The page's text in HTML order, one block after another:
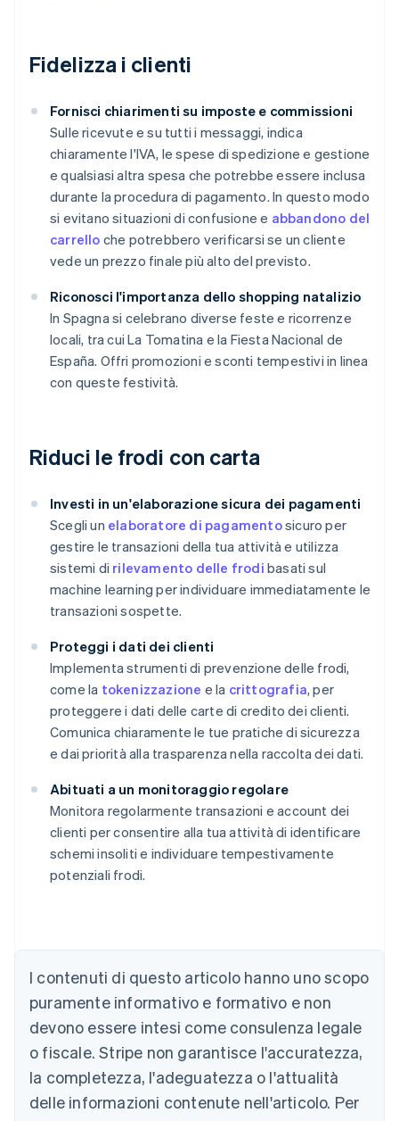
Fidelizza i clienti
Fornisci chiarimenti su imposte e commissioni
Sulle ricevute e su tutti i messaggi, indica
chiaramente l'IVA, le spese di spedizione e gestione
e qualsiasi altra spesa che potrebbe essere inclusa
durante la procedura di pagamento. In questo modo
si evitano situazioni di confusione e abbandono del
carrello che potrebbero verificarsi se un cliente
vede un prezzo finale più alto del previsto.
Riconosci l'importanza dello shopping natalizio
In Spagna si celebrano diverse feste e ricorrenze
locali, tra cui La Tomatina e la Fiesta Nacional de
España. Offri promozioni e sconti tempestivi in linea
con queste festività.
Riduci le frodi con carta
Investi in un'elaborazione sicura dei pagamenti
Scegli un elaboratore di pagamentosicuro per
gestire le transazioni della tua attività e utilizza
sistemi di rilevamento delle frodi basati sul
machine learning per individuare immediatamente le
transazioni sospette.
Proteggi i dati dei clienti
Implementa strumenti di prevenzione delle frodi,
come la tokenizzazione e la crittografia, per
proteggere i dati delle carte di credito dei clienti.
Comunica chiaramente le tue pratiche di sicurezza
e dai priorità alla trasparenza nella raccolta dei dati.
Abituati a un monitoraggio regolare
Monitora regolarmente transazioni e account dei
clienti per consentire alla tua attività di identificare
schemi insoliti e individuare tempestivamente
potenziali frodi.
I contenuti di questo articolo hanno uno scopo
puramente informativo e formativo e non
devono essere intesi come consulenza legale
o fiscale. Stripe non garantisce l'accuratezza,
la completezza, l'adeguatezza o l'attualità
delle informazioni contenute nell'articolo. Per
English
Austria
Deutsch English
Belgio
NederlandsFrançaisDeutschEnglish
PortuguêsEnglish
Bulgaria
English
Canada